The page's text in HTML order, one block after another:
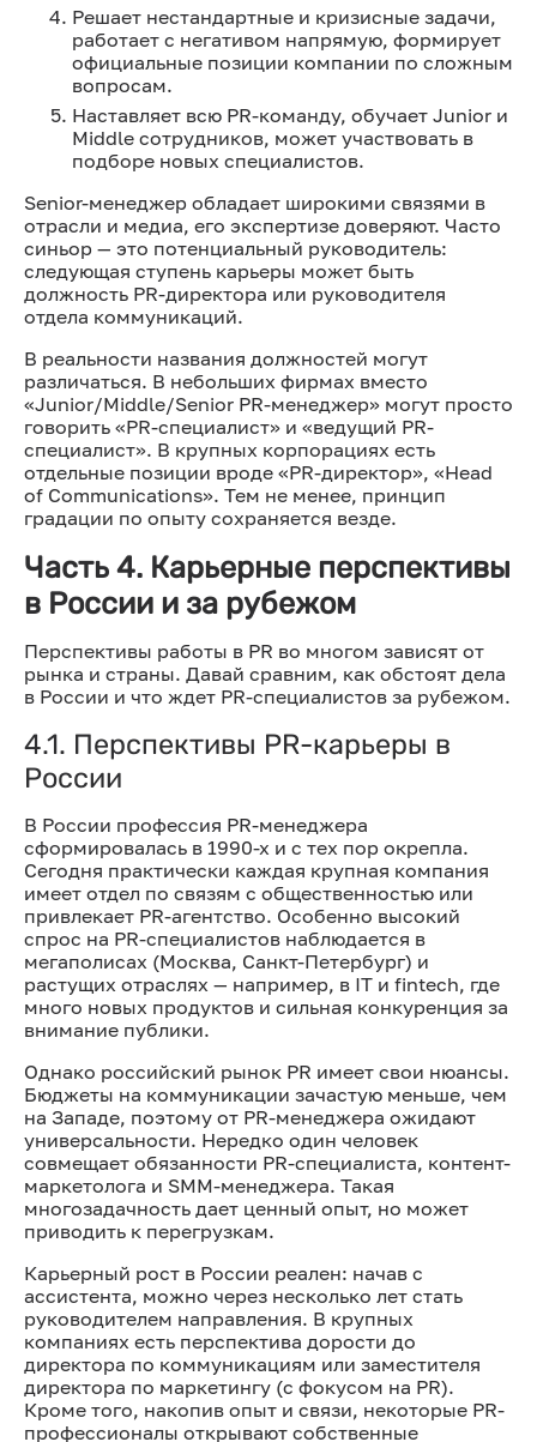
Решает нестандартные и кризисные задачи,
работает с негативом напрямую, формирует
официальные позиции компании по сложным
вопросам.
Наставляет всю PR-команду, обучает Junior и
Middle сотрудников, может участвовать в
подборе новых специалистов.
Senior-менеджер обладает широкими связями в
отрасли и медиа, его экспертизе доверяют. Часто
синьор — это потенциальный руководитель:
следующая ступень карьеры может быть
должность PR-директора или руководителя
отдела коммуникаций.
В реальности названия должностей могут
различаться. В небольших фирмах вместо
«Junior/Middle/Senior PR-менеджер» могут просто
говорить «PR-специалист» и «ведущий PR-
специалист». В крупных корпорациях есть
отдельные позиции вроде «PR-директор», «Head
of Communications». Тем не менее, принцип
градации по опыту сохраняется везде.
Часть 4. Карьерные перспективы
в России и за рубежом
Перспективы работы в PR во многом зависят от
рынка и страны. Давай сравним, как обстоят дела
в России и что ждет PR-специалистов за рубежом.
4.1. Перспективы PR-карьеры в
России
В России профессия PR-менеджера
сформировалась в 1990-х и с тех пор окрепла.
Сегодня практически каждая крупная компания
имеет отдел по связям с общественностью или
привлекает PR-агентство. Особенно высокий
спрос на PR-специалистов наблюдается в
мегаполисах (Москва, Санкт-Петербург) и
растущих отраслях — например, в IT и fintech, где
много новых продуктов и сильная конкуренция за
внимание публики.
Однако российский рынок PR имеет свои нюансы.
Бюджеты на коммуникации зачастую меньше, чем
на Западе, поэтому от PR-менеджера ожидают
универсальности. Нередко один человек
совмещает обязанности PR-специалиста, контент-
маркетолога и SMM-менеджера. Такая
многозадачность дает ценный опыт, но может
приводить к перегрузкам.
Карьерный рост в России реален: начав с
ассистента, можно через несколько лет стать
руководителем направления. В крупных
компаниях есть перспектива дорости до
директора по коммуникациям или заместителя
директора по маркетингу (с фокусом на PR).
Кроме того, накопив опыт и связи, некоторые PR-
профессионалы открывают собственные